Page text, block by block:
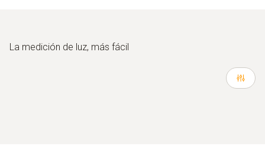
La medición de luz, más fácil